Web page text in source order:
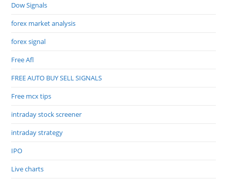
Dow Signals
forex market analysis
forex signal
Free Afl
FREE AUTO BUY SELL SIGNALS
Free mcx tips
intraday stock screener
intraday strategy
IPO
Live charts